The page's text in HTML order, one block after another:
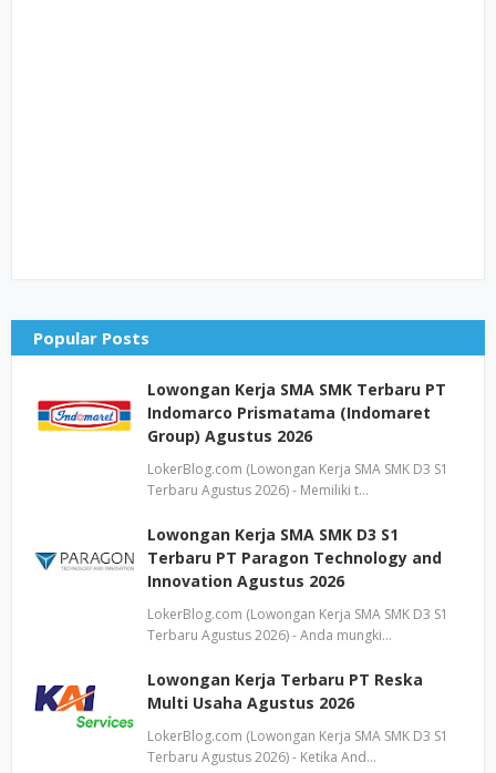
Popular Posts
Lowongan Kerja SMA SMK Terbaru PT
Indomarco Prismatama (Indomaret
Group) Agustus 2026
LokerBlog.com (Lowongan Kerja SMA SMK D3 S1
Terbaru Agustus 2026) - Memiliki t…
Lowongan Kerja SMA SMK D3 S1
Terbaru PT Paragon Technology and
Innovation Agustus 2026
LokerBlog.com (Lowongan Kerja SMA SMK D3 S1
Terbaru Agustus 2026) - Anda mungki…
Lowongan Kerja Terbaru PT Reska
Multi Usaha Agustus 2026
LokerBlog.com (Lowongan Kerja SMA SMK D3 S1
Terbaru Agustus 2026) - Ketika And…